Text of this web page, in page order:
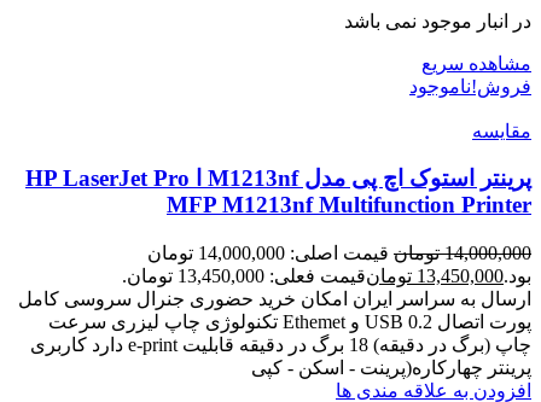
در انبار موجود نمی باشد
مشاهده سریع
فروش!ناموجود
مقایسه
پرینتر استوک اچ پی مدل M1213nf ا HP LaserJet Pro
MFP M1213nf Multifunction Printer
14,000,000 تومان
قیمت اصلی: 14,000,000 تومان
بود.13,450,000 تومانقیمت فعلی: 13,450,000 تومان.
ارسال به سراسر ایران امکان خرید حضوری جنرال سروسی کامل
پورت اتصال USB 0.2 و Ethemet تکنولوژی چاپ لیزری سرعت
چاپ (برگ در دقیقه) 18 برگ در دقیقه قابلیت e-print دارد کاربری
پرینتر چهارکاره(پرینت - اسکن - کپی
افزودن به علاقه مندی ها